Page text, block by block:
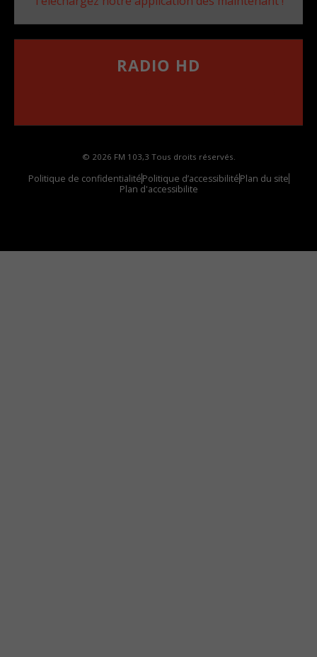
RADIO HD
© 2026 FM 103,3 Tous droits réservés.
Politique de confidentialitéPolitique d’accessibilitéPlan du site
Plan d'accessibilite